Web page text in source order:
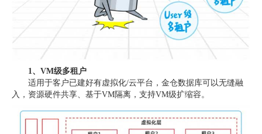
1、VM级多租户
适用于客户已建好有虚拟化/云平台，金仓数据库可以无缝融
入，资源硬件共享、基于VM隔离，支持VM级扩缩容。